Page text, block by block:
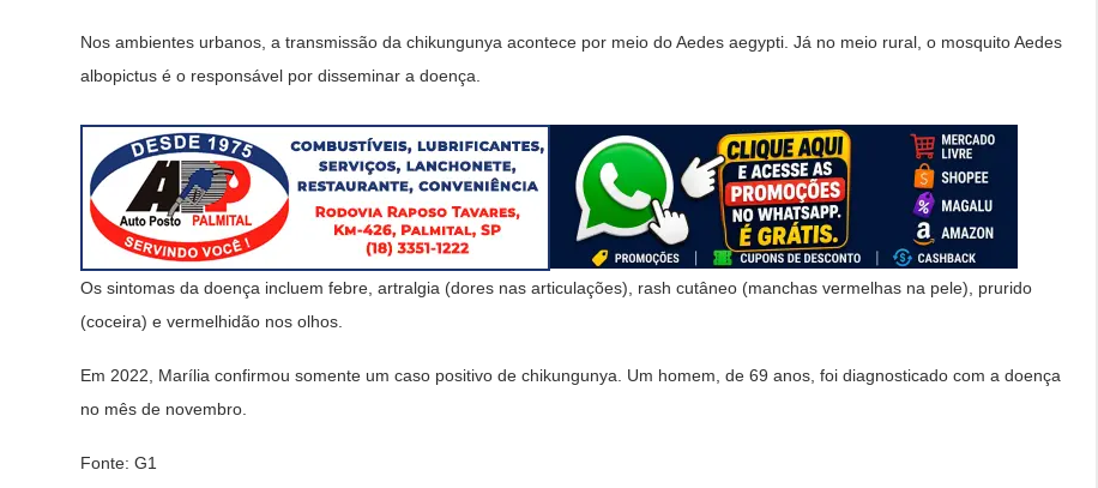
Nos ambientes urbanos, a transmissão da chikungunya acontece por meio do Aedes aegypti. Já no meio rural, o mosquito Aedes
albopictus é o responsável por disseminar a doença.
Os sintomas da doença incluem febre, artralgia (dores nas articulações), rash cutâneo (manchas vermelhas na pele), prurido
(coceira) e vermelhidão nos olhos.
Em 2022, Marília confirmou somente um caso positivo de chikungunya. Um homem, de 69 anos, foi diagnosticado com a doença
no mês de novembro.
Fonte: G1